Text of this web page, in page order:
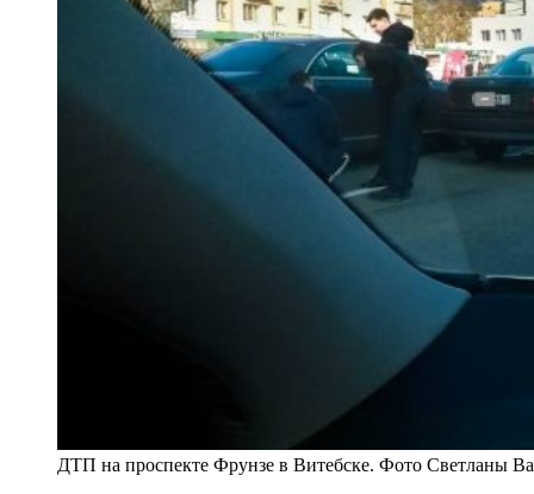
ДТП на проспекте Фрунзе в Витебске. Фото Светланы